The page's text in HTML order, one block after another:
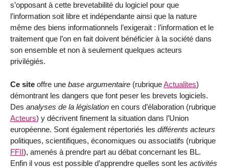
s’opposant à cette brevetabilité du logiciel pour que
l’information soit libre et indépendante ainsi que la nature
même des biens informationnels l’exigerait : l’information et le
traitement que l’on en fait doivent bénéficier à la société dans
son ensemble et non à seulement quelques acteurs
privilégiés.
Ce site offre une base argumentaire (rubriqueActualites)
démontrant les dangers que font peser les brevets logiciels.
Des analyses de la législation en cours d’élaboration (rubrique
Acteurs) y décrivent finement la situation dans l’Union
européenne. Sont également répertoriés les différents acteurs
politiques, scientifiques, économiques ou associatifs (rubrique
FFII), amenés à prendre part au débat concernant les BL.
Enfin il vous est possible d’apprendre quelles sont les activités